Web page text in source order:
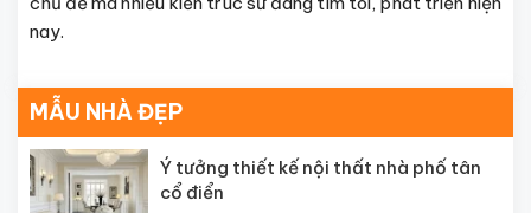
nay.
MẪU NHÀ ĐẸP
Ý tưởng thiết kế nội thất nhà phố tân
cổ điển